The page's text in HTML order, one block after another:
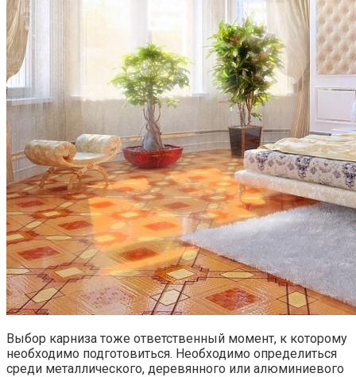
Выбор карниза тоже ответственный момент, к которому
необходимо подготовиться. Необходимо определиться
среди металлического, деревянного или алюминиевого